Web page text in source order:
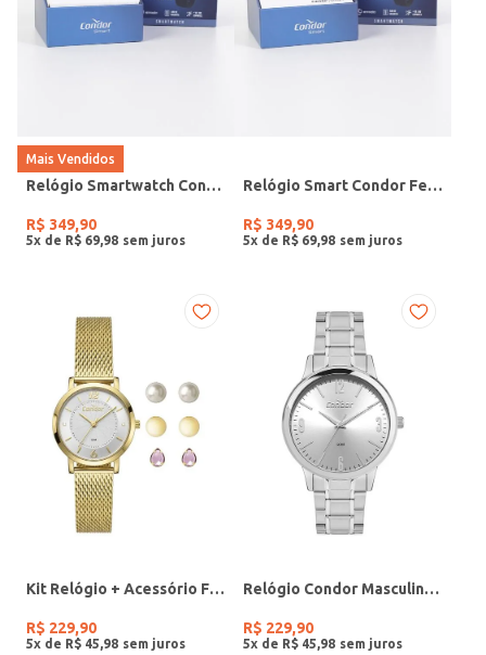
Mais Vendidos
Relógio Smartwatch Condor PRETO
R$ 349,90
5x de R$ 69 98
Relógio Smart Condor Feminino ROSE
R$ 349,90
5x de R$ 69 98
Kit Relógio + Acessório Feminino DOURADO
R$ 229,90
5x de R$ 45 98
Relógio Condor Masculino PRATA
R$ 229,90
5x de R$ 45 98